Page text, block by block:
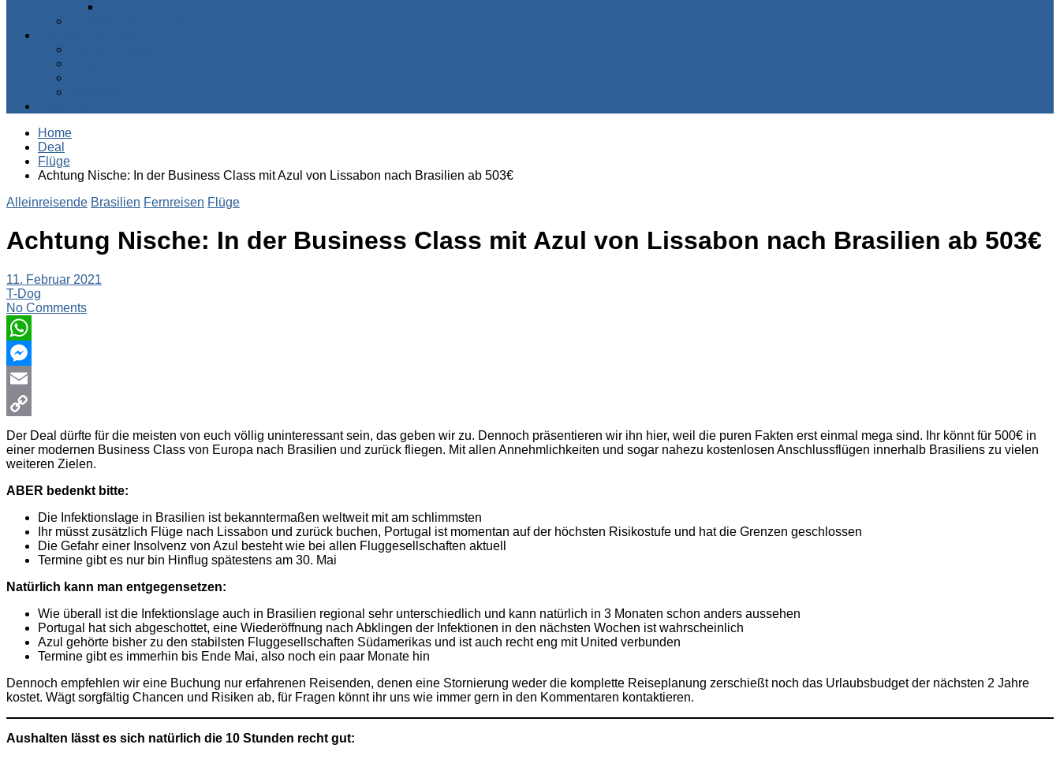
Home
Deal
Flüge
Achtung Nische: In der Business Class mit Azul von Lissabon nach Brasilien ab 503€
Alleinreisende Brasilien Fernreisen Flüge
Achtung Nische: In der Business Class mit Azul von Lissabon nach Brasilien ab 503€
11. Februar 2021
T-Dog
No Comments
WhatsApp
Messenger
Email
Copy
Link
Der Deal dürfte für die meisten von euch völlig uninteressant sein, das geben wir zu. Dennoch präsentieren wir ihn hier, weil die puren Fakten erst einmal mega sind. Ihr könnt für 500€ in
einer modernen Business Class von Europa nach Brasilien und zurück fliegen. Mit allen Annehmlichkeiten und sogar nahezu kostenlosen Anschlussflügen innerhalb Brasiliens zu vielen
weiteren Zielen.
ABER bedenkt bitte:
Die Infektionslage in Brasilien ist bekanntermaßen weltweit mit am schlimmsten
Ihr müsst zusätzlich Flüge nach Lissabon und zurück buchen, Portugal ist momentan auf der höchsten Risikostufe und hat die Grenzen geschlossen
Die Gefahr einer Insolvenz von Azul besteht wie bei allen Fluggesellschaften aktuell
Termine gibt es nur bin Hinflug spätestens am 30. Mai
Natürlich kann man entgegensetzen:
Wie überall ist die Infektionslage auch in Brasilien regional sehr unterschiedlich und kann natürlich in 3 Monaten schon anders aussehen
Portugal hat sich abgeschottet, eine Wiederöffnung nach Abklingen der Infektionen in den nächsten Wochen ist wahrscheinlich
Azul gehörte bisher zu den stabilsten Fluggesellschaften Südamerikas und ist auch recht eng mit United verbunden
Termine gibt es immerhin bis Ende Mai, also noch ein paar Monate hin
Dennoch empfehlen wir eine Buchung nur erfahrenen Reisenden, denen eine Stornierung weder die komplette Reiseplanung zerschießt noch das Urlaubsbudget der nächsten 2 Jahre
kostet. Wägt sorgfältig Chancen und Risiken ab, für Fragen könnt ihr uns wie immer gern in den Kommentaren kontaktieren.
Aushalten lässt es sich natürlich die 10 Stunden recht gut: